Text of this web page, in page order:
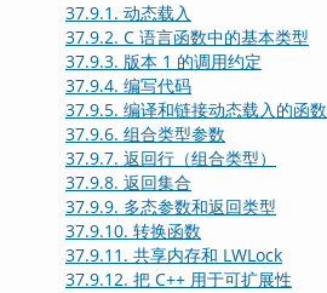
37.9.1. 动态载入
37.9.2. C 语言函数中的基本类型
37.9.3. 版本 1 的调用约定
37.9.4. 编写代码
37.9.5. 编译和链接动态载入的函数
37.9.6. 组合类型参数
37.9.7. 返回行（组合类型）
37.9.8. 返回集合
37.9.9. 多态参数和返回类型
37.9.10. 转换函数
37.9.11. 共享内存和 LWLock
37.9.12. 把 C++ 用于可扩展性